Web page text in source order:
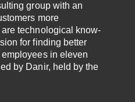
group with an
more
technological know-
for finding better
in eleven
by Danir, held by the